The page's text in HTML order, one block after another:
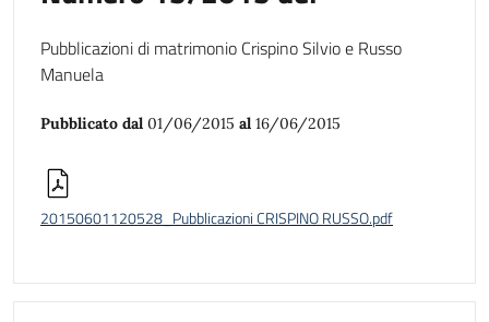
Pubblicazioni di matrimonio Crispino Silvio e Russo
Manuela
Pubblicato dal 01/06/2015 al 16/06/2015
20150601120528_Pubblicazioni CRISPINO RUSSO.pdf